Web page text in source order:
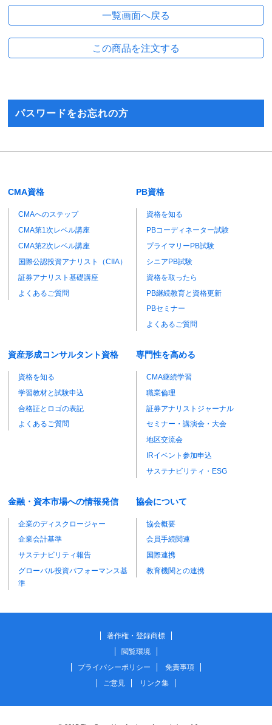
パスワードをお忘れの方
CMA資格
CMAへのステップ
CMA第1次レベル講座
CMA第2次レベル講座
国際公認投資アナリスト（CIIA）
証券アナリスト基礎講座
よくあるご質問
PB資格
資格を知る
PBコーディネーター試験
プライマリーPB試験
シニアPB試験
資格を取ったら
PB継続教育と資格更新
PBセミナー
よくあるご質問
資産形成コンサルタント資格
資格を知る
学習教材と試験申込
合格証とロゴの表記
よくあるご質問
専門性を高める
CMA継続学習
職業倫理
証券アナリストジャーナル
セミナー・講演会・大会
地区交流会
IRイベント参加申込
サステナビリティ・ESG
金融・資本市場への情報発信
企業のディスクロージャー
企業会計基準
サステナビリティ報告
グローバル投資パフォーマンス基
準
協会について
協会概要
会員手続関連
国際連携
教育機関との連携
著作権・登録商標
閲覧環境
プライバシーポリシー
免責事項
ご意見
リンク集